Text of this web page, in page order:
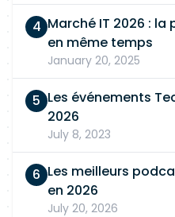
Marché IT 2026 :
en même temps
January 20, 2025
Les événements
2026
July 8, 2023
Les meilleurs
en 2026
July 20, 2026